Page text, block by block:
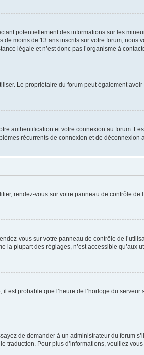
potentiellement des informations sur les
moins de 13 ans inscrits sur votre forum,
légale et n’est donc pas l’organisme à
Le propriétaire du forum peut également
authentification et votre connexion au forum.
récurrents de connexion et de déconnexion
rendez-vous sur votre panneau de contrôle
vous sur votre panneau de contrôle de
plupart des réglages, n’est accessible qu’aux
est probable que l’heure de l’horloge du
de demander à un administrateur du forum
Pour plus d’informations, veuillez